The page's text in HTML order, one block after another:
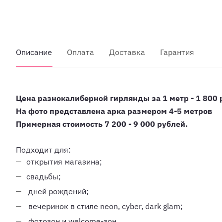
Описание Оплата Доставка Гарантия
Цена разнокалиберной гирлянды за 1 метр - 1 800
На фото представлена арка размером 4-5 метров
Примерная стоимость 7 200 - 9 000 рублей.
Подходит для:
открытия магазина;
свадьбы;
дней рождений;
вечеринок в стиле neon, cyber, dark glam;